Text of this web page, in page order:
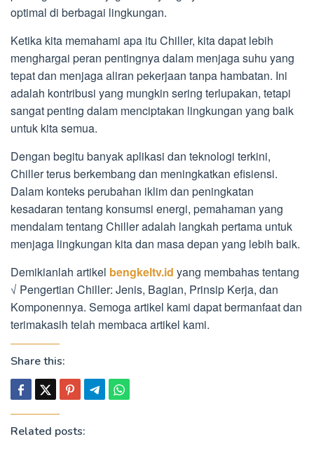
optimal di berbagai lingkungan.
Ketika kita memahami apa itu Chiller, kita dapat lebih
menghargai peran pentingnya dalam menjaga suhu yang
tepat dan menjaga aliran pekerjaan tanpa hambatan. Ini
adalah kontribusi yang mungkin sering terlupakan, tetapi
sangat penting dalam menciptakan lingkungan yang baik
untuk kita semua.
Dengan begitu banyak aplikasi dan teknologi terkini,
Chiller terus berkembang dan meningkatkan efisiensi.
Dalam konteks perubahan iklim dan peningkatan
kesadaran tentang konsumsi energi, pemahaman yang
mendalam tentang Chiller adalah langkah pertama untuk
menjaga lingkungan kita dan masa depan yang lebih baik.
Demikianlah artikel bengkeltv.id yang membahas tentang
√ Pengertian Chiller: Jenis, Bagian, Prinsip Kerja, dan
Komponennya. Semoga artikel kami dapat bermanfaat dan
terimakasih telah membaca artikel kami.
Share this:
Related posts: